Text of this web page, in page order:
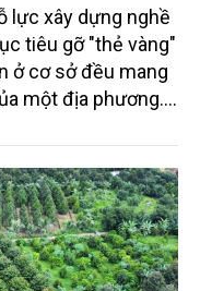
lực xây dựng nghề
tiêu gỡ "thẻ vàng"
ở cơ sở đều mang
một địa phương.
một ví dụ.